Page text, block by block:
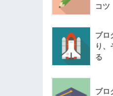
コツ
ブロ
り、
る
ブロ